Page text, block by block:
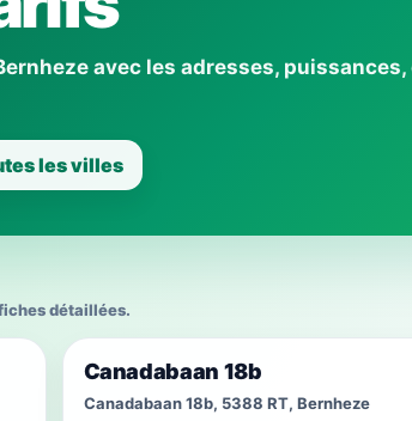
avec les adresses,
les villes
détaillées.
Canadabaan 18b
Canadabaan 18b, 5388 RT, Bernheze